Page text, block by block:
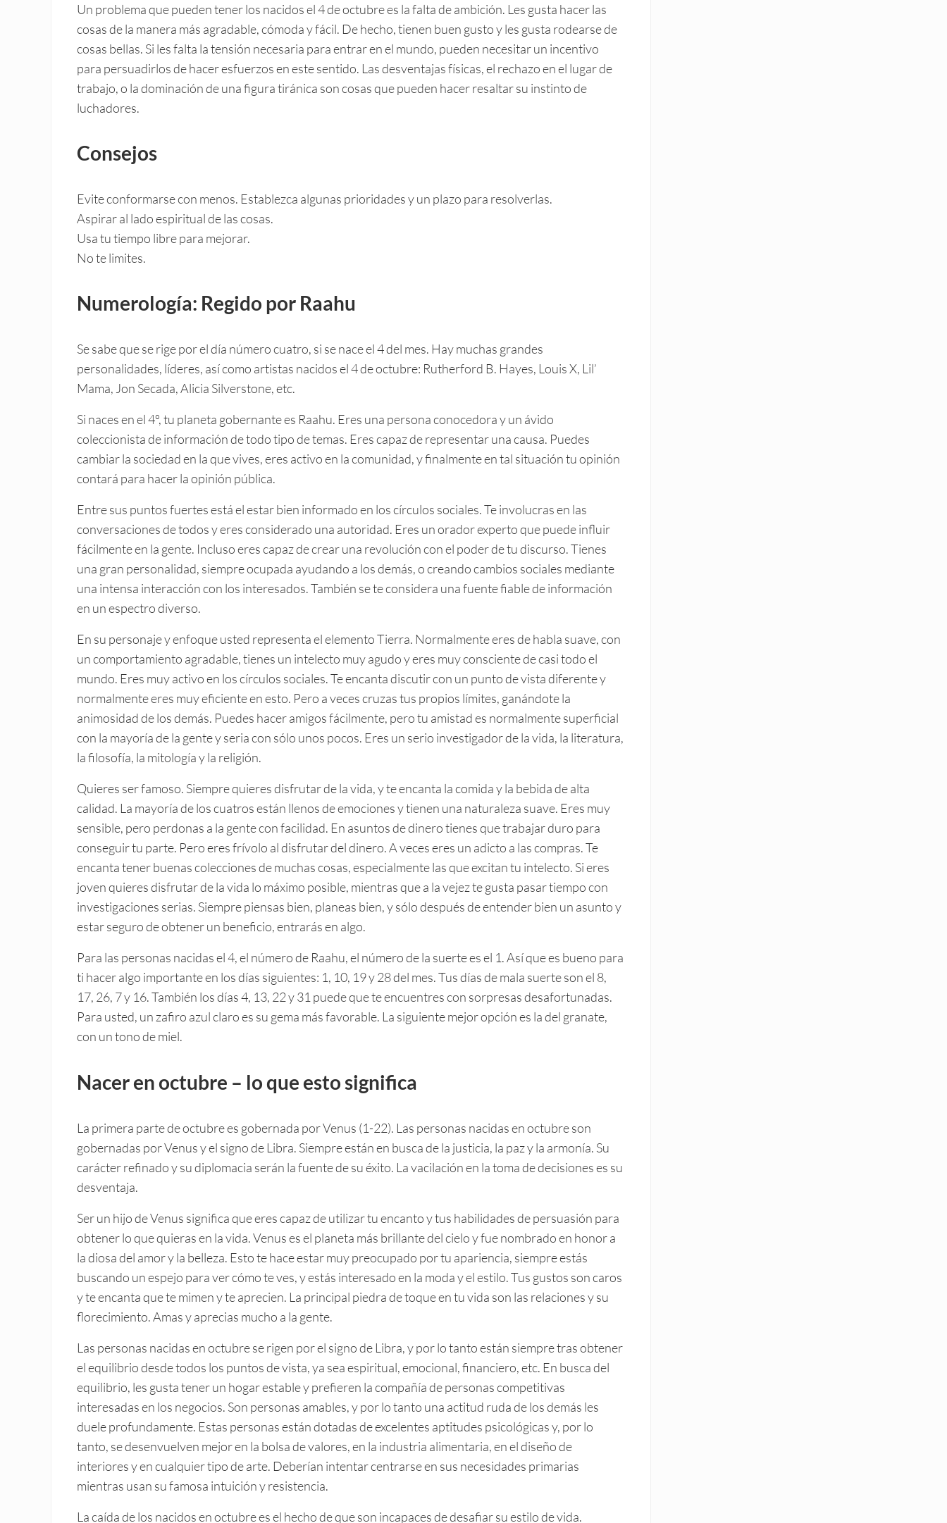
Un problema que pueden tener los nacidos el 4 de octubre es la falta de ambición. Les gusta hacer las
cosas de la manera más agradable, cómoda y fácil. De hecho, tienen buen gusto y les gusta rodearse de
cosas bellas. Si les falta la tensión necesaria para entrar en el mundo, pueden necesitar un incentivo
para persuadirlos de hacer esfuerzos en este sentido. Las desventajas físicas, el rechazo en el lugar de
trabajo, o la dominación de una figura tiránica son cosas que pueden hacer resaltar su instinto de
luchadores.
Consejos
Evite conformarse con menos. Establezca algunas prioridades y un plazo para resolverlas.
Aspirar al lado espiritual de las cosas.
Usa tu tiempo libre para mejorar.
No te limites.
Numerología: Regido por Raahu
Se sabe que se rige por el día número cuatro, si se nace el 4 del mes. Hay muchas grandes
personalidades, líderes, así como artistas nacidos el 4 de octubre: Rutherford B. Hayes, Louis X, Lil’
Mama, Jon Secada, Alicia Silverstone, etc.
Si naces en el 4º, tu planeta gobernante es Raahu. Eres una persona conocedora y un ávido
coleccionista de información de todo tipo de temas. Eres capaz de representar una causa. Puedes
cambiar la sociedad en la que vives, eres activo en la comunidad, y finalmente en tal situación tu opinión
contará para hacer la opinión pública.
Entre sus puntos fuertes está el estar bien informado en los círculos sociales. Te involucras en las
conversaciones de todos y eres considerado una autoridad. Eres un orador experto que puede influir
fácilmente en la gente. Incluso eres capaz de crear una revolución con el poder de tu discurso. Tienes
una gran personalidad, siempre ocupada ayudando a los demás, o creando cambios sociales mediante
una intensa interacción con los interesados. También se te considera una fuente fiable de información
en un espectro diverso.
En su personaje y enfoque usted representa el elemento Tierra. Normalmente eres de habla suave, con
un comportamiento agradable, tienes un intelecto muy agudo y eres muy consciente de casi todo el
mundo. Eres muy activo en los círculos sociales. Te encanta discutir con un punto de vista diferente y
normalmente eres muy eficiente en esto. Pero a veces cruzas tus propios límites, ganándote la
animosidad de los demás. Puedes hacer amigos fácilmente, pero tu amistad es normalmente superficial
con la mayoría de la gente y seria con sólo unos pocos. Eres un serio investigador de la vida, la literatura,
la filosofía, la mitología y la religión.
Quieres ser famoso. Siempre quieres disfrutar de la vida, y te encanta la comida y la bebida de alta
calidad. La mayoría de los cuatros están llenos de emociones y tienen una naturaleza suave. Eres muy
sensible, pero perdonas a la gente con facilidad. En asuntos de dinero tienes que trabajar duro para
conseguir tu parte. Pero eres frívolo al disfrutar del dinero. A veces eres un adicto a las compras. Te
encanta tener buenas colecciones de muchas cosas, especialmente las que excitan tu intelecto. Si eres
joven quieres disfrutar de la vida lo máximo posible, mientras que a la vejez te gusta pasar tiempo con
investigaciones serias. Siempre piensas bien, planeas bien, y sólo después de entender bien un asunto y
estar seguro de obtener un beneficio, entrarás en algo.
Para las personas nacidas el 4, el número de Raahu, el número de la suerte es el 1. Así que es bueno para
ti hacer algo importante en los días siguientes: 1, 10, 19 y 28 del mes. Tus días de mala suerte son el 8,
17, 26, 7 y 16. También los días 4, 13, 22 y 31 puede que te encuentres con sorpresas desafortunadas.
Para usted, un zafiro azul claro es su gema más favorable. La siguiente mejor opción es la del granate,
con un tono de miel.
Nacer en octubre – lo que esto significa
La primera parte de octubre es gobernada por Venus (1-22). Las personas nacidas en octubre son
gobernadas por Venus y el signo de Libra. Siempre están en busca de la justicia, la paz y la armonía. Su
carácter refinado y su diplomacia serán la fuente de su éxito. La vacilación en la toma de decisiones es su
desventaja.
Ser un hijo de Venus significa que eres capaz de utilizar tu encanto y tus habilidades de persuasión para
obtener lo que quieras en la vida. Venus es el planeta más brillante del cielo y fue nombrado en honor a
la diosa del amor y la belleza. Esto te hace estar muy preocupado por tu apariencia, siempre estás
buscando un espejo para ver cómo te ves, y estás interesado en la moda y el estilo. Tus gustos son caros
y te encanta que te mimen y te aprecien. La principal piedra de toque en tu vida son las relaciones y su
florecimiento. Amas y aprecias mucho a la gente.
Las personas nacidas en octubre se rigen por el signo de Libra, y por lo tanto están siempre tras obtener
el equilibrio desde todos los puntos de vista, ya sea espiritual, emocional, financiero, etc. En busca del
equilibrio, les gusta tener un hogar estable y prefieren la compañía de personas competitivas
interesadas en los negocios. Son personas amables, y por lo tanto una actitud ruda de los demás les
duele profundamente. Estas personas están dotadas de excelentes aptitudes psicológicas y, por lo
tanto, se desenvuelven mejor en la bolsa de valores, en la industria alimentaria, en el diseño de
interiores y en cualquier tipo de arte. Deberían intentar centrarse en sus necesidades primarias
mientras usan su famosa intuición y resistencia.
La caída de los nacidos en octubre es el hecho de que son incapaces de desafiar su estilo de vida.